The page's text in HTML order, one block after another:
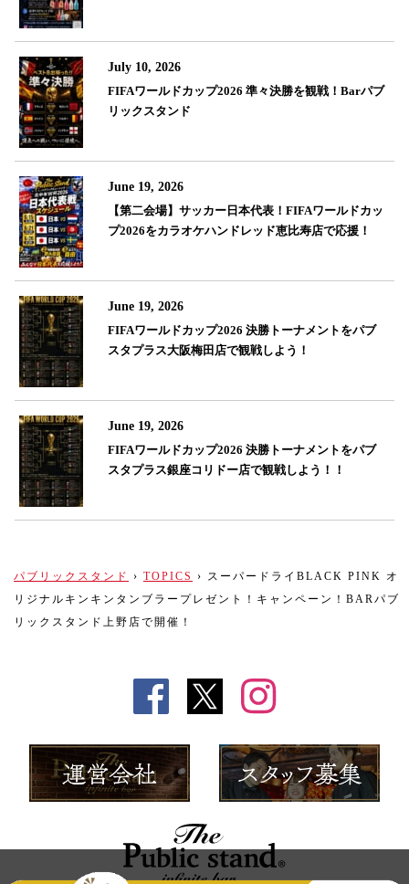
July 10, 2026
FIFAワールドカップ2026 準々決勝を観戦！Barパブ
リックスタンド
June 19, 2026
【第二会場】サッカー日本代表！FIFAワールドカッ
プ2026をカラオケハンドレッド恵比寿店で応援！
June 19, 2026
FIFAワールドカップ2026 決勝トーナメントをパブ
スタプラス大阪梅田店で観戦しよう！
June 19, 2026
FIFAワールドカップ2026 決勝トーナメントをパブ
スタプラス銀座コリドー店で観戦しよう！！
パブリックスタンド › TOPICS › スーパードライBLACK PINK オ
リジナルキンキンタンブラープレゼント！キャンペーン！BARパブ
リックスタンド上野店で開催！